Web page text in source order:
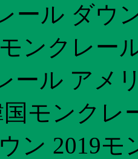
ール ダウ
ンクレー
ール アメ
モンクレ
ン 2019モ